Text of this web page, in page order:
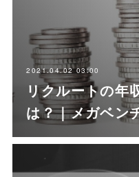
2021.04.02 03:00
リクルートの年
は？｜メガベン